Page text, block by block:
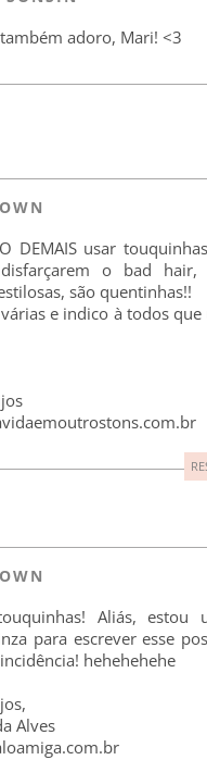
adoro, Mari! <3
DEMAIS usar
o bad hair,
são quentinhas!!
e indico à todos que
Aliás, estou
para escrever esse
hehehehehe
Alves